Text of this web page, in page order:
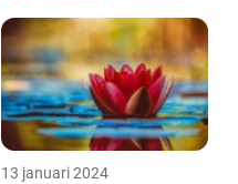
13 januari 2024